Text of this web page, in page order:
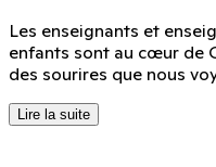
Les enseignants et
enfants sont au cœur de
des sourires que nous
Lire la suite